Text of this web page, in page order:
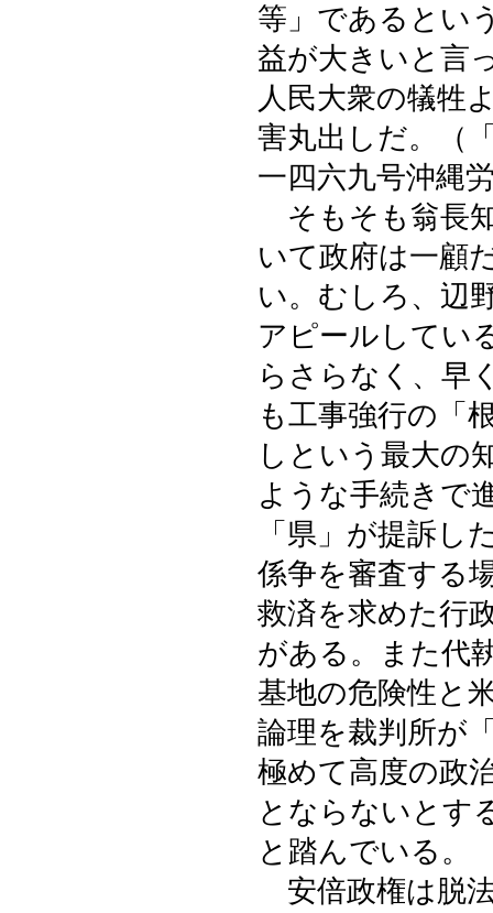
等」であるとい
益が大きいと言
人民大衆の犠牲
害丸出しだ。（
一四六九号沖縄
そもそも翁長
いて政府は一顧
い。むしろ、辺
アピールしてい
らさらなく、早
も工事強行の「
しという最大の
ような手続きで
「県」が提訴し
係争を審査する
救済を求めた行
がある。また代
基地の危険性と
論理を裁判所が
極めて高度の政
とならないとす
と踏んでいる。
安倍政権は脱